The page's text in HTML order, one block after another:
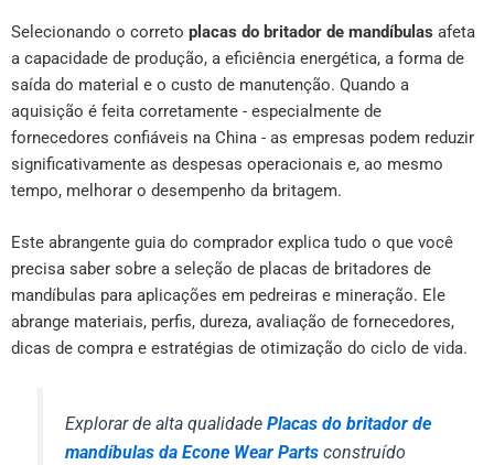
Selecionando o correto placas do britador de mandíbulas afeta
a capacidade de produção, a eficiência energética, a forma de
saída do material e o custo de manutenção. Quando a
aquisição é feita corretamente - especialmente de
fornecedores confiáveis na China - as empresas podem reduzir
significativamente as despesas operacionais e, ao mesmo
tempo, melhorar o desempenho da britagem.
Este abrangente guia do comprador explica tudo o que você
precisa saber sobre a seleção de placas de britadores de
mandíbulas para aplicações em pedreiras e mineração. Ele
abrange materiais, perfis, dureza, avaliação de fornecedores,
dicas de compra e estratégias de otimização do ciclo de vida.
Explorar de alta qualidadePlacas do britador de
mandíbulas da Econe Wear Parts construído